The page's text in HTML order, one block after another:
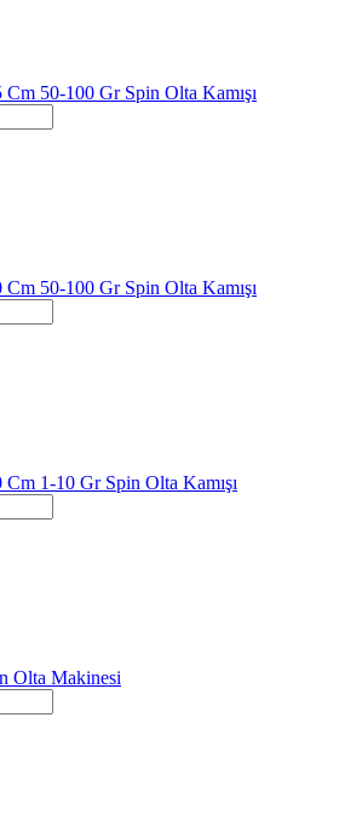
50-100 Gr Spin Olta Kamışı
50-100 Gr Spin Olta Kamışı
1-10 Gr Spin Olta Kamışı
Olta Makinesi